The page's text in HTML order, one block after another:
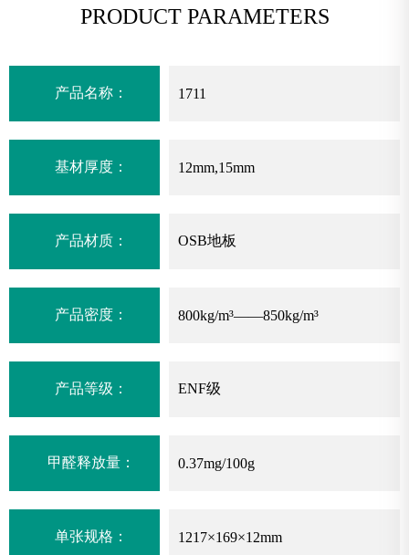
PRODUCT PARAMETERS
产品名称： 1711
基材厚度： 12mm,15mm
产品材质： OSB地板
产品密度： 800kg/m³——850kg/m³
产品等级： ENF级
甲醛释放量： 0.37mg/100g
单张规格： 1217×169×12mm